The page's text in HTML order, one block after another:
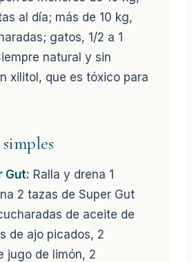
al día; más de 10 kg,
gatos, 1/2 a 1
natural y sin
xilitol, que es tóxico para
Gut: Ralla y drena 1
2 tazas de Super Gut
de aceite de
de ajo picados, 2
jugo de limón, 2